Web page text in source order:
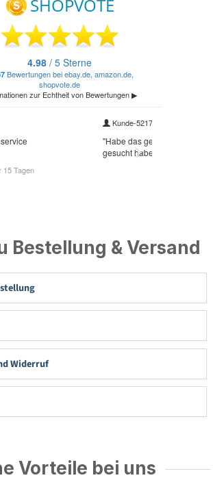
Bestellung & Versand
Widerruf
Vorteile bei uns